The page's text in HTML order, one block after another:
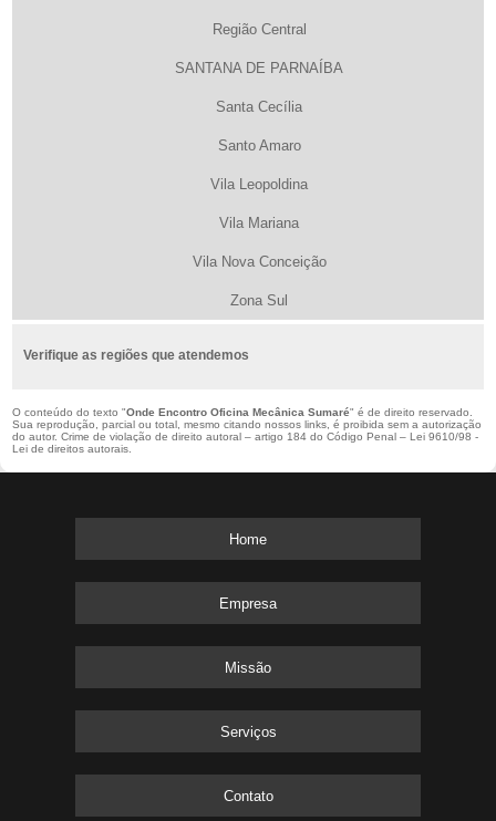
Região Central
SANTANA DE PARNAÍBA
Santa Cecília
Santo Amaro
Vila Leopoldina
Vila Mariana
Vila Nova Conceição
Zona Sul
Verifique as regiões que atendemos
O conteúdo do texto "Onde Encontro Oficina Mecânica Sumaré" é de direito reservado.
Sua reprodução, parcial ou total, mesmo citando nossos links, é proibida sem a autorização
do autor. Crime de violação de direito autoral – artigo 184 do Código Penal –Lei 9610/98 -
Lei de direitos autorais
Home
Empresa
Missão
Serviços
Contato